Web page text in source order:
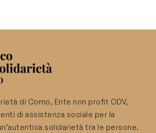
di Como, Ente non profit ODV,
di assistenza sociale per la
solidarietà tra le persone.